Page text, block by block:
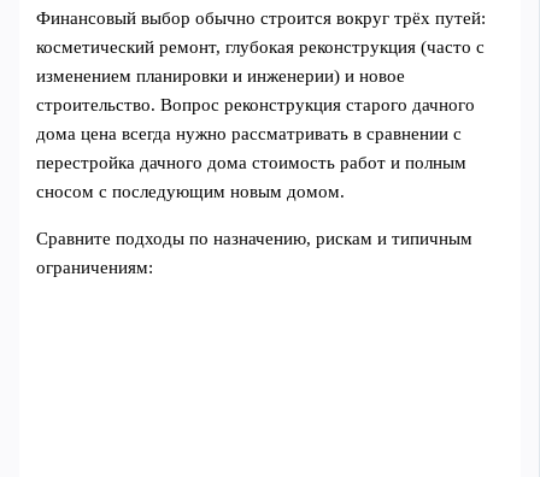
Финансовый выбор обычно строится вокруг трёх путей:
косметический ремонт, глубокая реконструкция (часто с
изменением планировки и инженерии) и новое
строительство. Вопрос реконструкция старого дачного
дома цена всегда нужно рассматривать в сравнении с
перестройка дачного дома стоимость работ и полным
сносом с последующим новым домом.
Сравните подходы по назначению, рискам и типичным
ограничениям: